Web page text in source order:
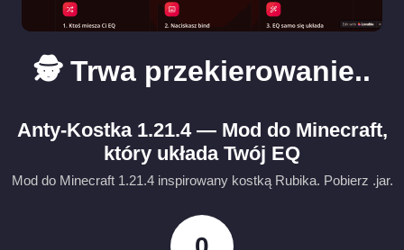
🕵️ Trwa przekierowanie..
Anty-Kostka 1.21.4 — Mod do Minecraft,
który układa Twój EQ
Mod do Minecraft 1.21.4 inspirowany kostką Rubika. Pobierz .jar.